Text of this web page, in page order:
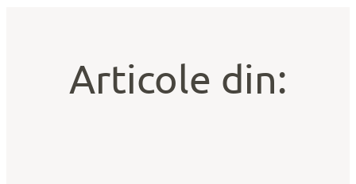
Articole din: